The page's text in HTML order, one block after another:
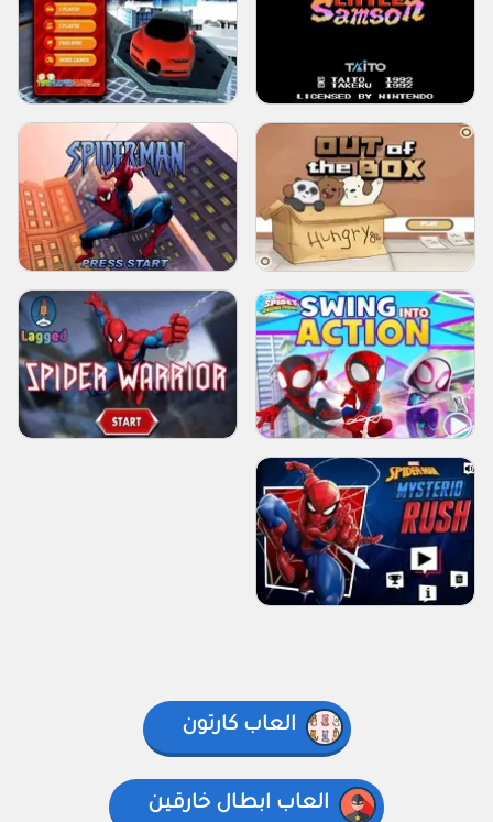
العاب كارتون
العاب ابطال خارقين